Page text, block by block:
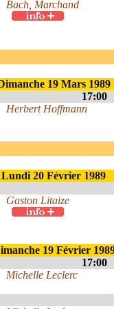
Bach, Marchand
19 Mars 1989
17:00
Herbert Hoffmann
Lundi 20 Février 1989
Gaston Litaize
19 Février
17:00
Michelle Leclerc